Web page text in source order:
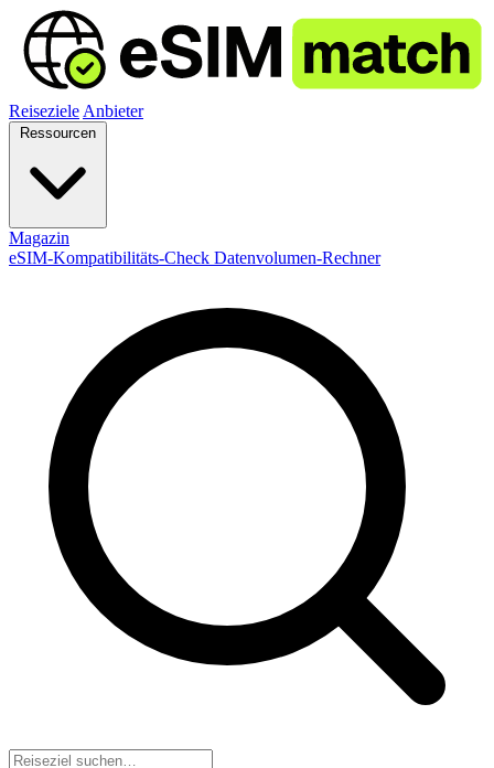
Reiseziele Anbieter
Magazin
eSIM-Kompatibilitäts-Check Datenvolumen-Rechner